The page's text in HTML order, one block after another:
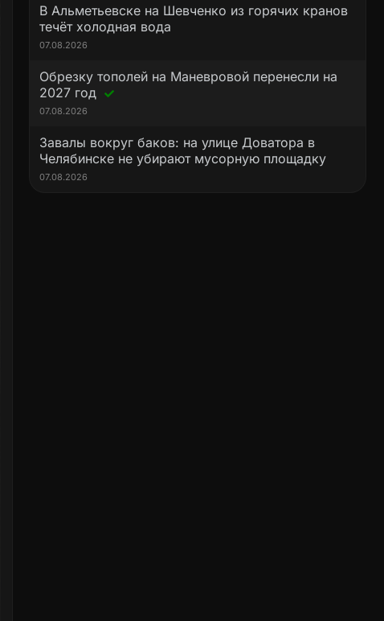
В Альметьевске на Шевченко из горячих кранов
течёт холодная вода
07.08.2026
Обрезку тополей на Маневровой перенесли на
2027 год
07.08.2026
Завалы вокруг баков: на улице Доватора в
Челябинске не убирают мусорную площадку
07.08.2026